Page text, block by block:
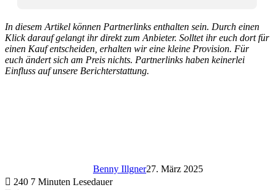
In diesem Artikel können Partnerlinks enthalten sein. Durch einen
Klick darauf gelangt ihr direkt zum Anbieter. Solltet ihr euch dort für
einen Kauf entscheiden, erhalten wir eine kleine Provision. Für
euch ändert sich am Preis nichts. Partnerlinks haben keinerlei
Einfluss auf unsere Berichterstattung.
Benny Illgner27. März 2025
240 7 Minuten Lesedauer